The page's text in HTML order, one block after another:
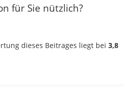
für Sie nützlich?
dieses Beitrages liegt bei 3,8